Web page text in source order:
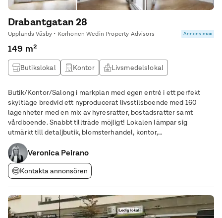
Drabantgatan 28
Upplands Väsby • Korhonen Wedin Property Advisors Annons max
149 m²
Butikslokal Kontor
Livsmedelslokal
Butik/Kontor/Salong i markplan med egen entré i ett perfekt
skyltläge bredvid ett nyproducerat livsstilsboende med 160
lägenheter med en mix av hyresrätter, bostadsrätter samt
vårdboende. Snabbt tillträde möjligt! Lokalen lämpar sig
utmärkt till detaljbutik, blomsterhandel, kontor,
frisör/barberare/skönhetssalong eller liknande verksamhet.
Lokalen är fördelad i två plan vardera om 74,5 kvm med
Veronica Peirano
Kontakta annonsören